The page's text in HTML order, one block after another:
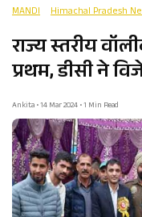
MANDI Himachal Pradesh
राज्य स्तरीय
प्रथम, डीसी ने
Ankita • 14 Mar 2024 • 1 Min Read